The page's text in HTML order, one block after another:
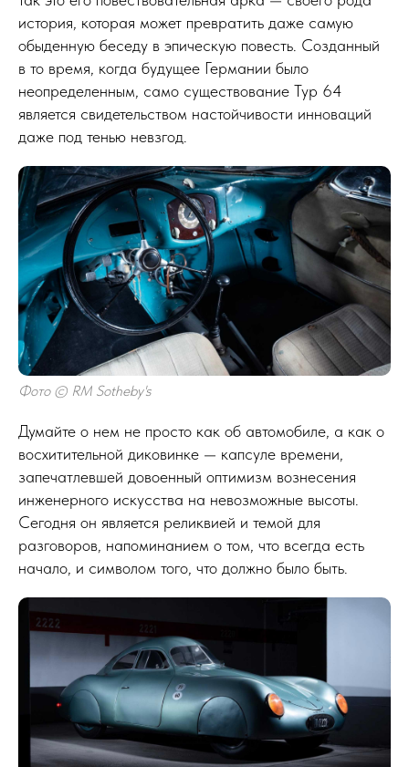
история, которая может превратить даже самую
обыденную беседу в эпическую повесть. Созданный
в то время, когда будущее Германии было
неопределенным, само существование Typ 64
является свидетельством настойчивости инноваций
даже под тенью невзгод.
Фото © RM Sotheby's
Думайте о нем не просто как об автомобиле, а как о
восхитительной диковинке — капсуле времени,
запечатлевшей довоенный оптимизм вознесения
инженерного искусства на невозможные высоты.
Сегодня он является реликвией и темой для
разговоров, напоминанием о том, что всегда есть
начало, и символом того, что должно было быть.